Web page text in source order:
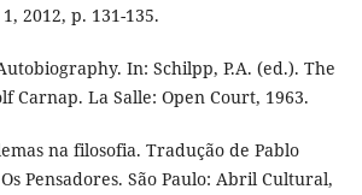
2012, p. 131-135.
Autobiography. In: Schilpp, P.A. (ed.). The
Carnap. La Salle: Open Court, 1963.
na filosofia. Tradução de Pablo
Pensadores. São Paulo: Abril Cultural,